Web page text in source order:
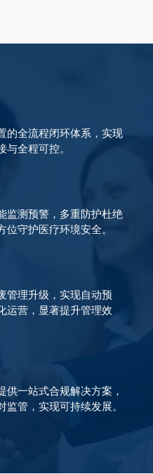
的全流程闭环体系，实现
全程可控。
监测预警，多重防护杜绝
守护医疗环境安全。
管理升级，实现自动预
运营，显著提升管理效
供一站式合规解决方案，
管，实现可持续发展。